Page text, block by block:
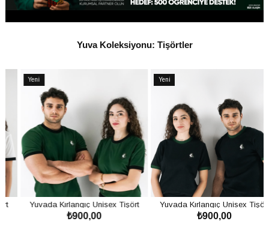
Yuva Koleksiyonu: Tişörtler
Yuvada Kırlangıç Unisex Tişört
Yeşil
₺900,00
Yuvada Kırlangıç Unisex Tişört
Siyah
₺900,00